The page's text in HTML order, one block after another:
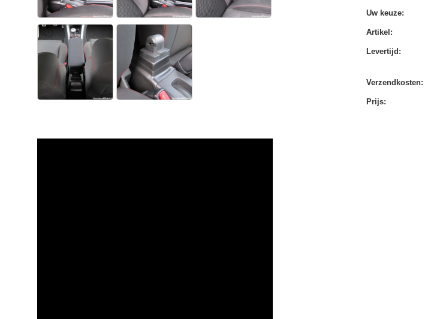
Uw keuze:
Artikel :
Levertijd :
Verzendkosten:
Prijs: